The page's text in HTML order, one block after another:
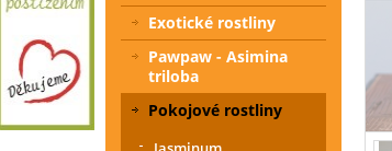
Exotické rostliny
Pawpaw - Asimina
triloba
Pokojové rostliny